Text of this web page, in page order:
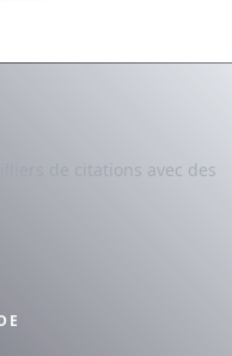
de citations avec des